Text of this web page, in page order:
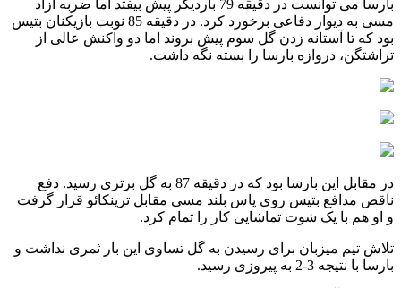
بارسا می توانست در دقیقه 79 باردیگر پیش بیفتد اما ضربه آزاد
مسی به دیوار دفاعی برخورد کرد. در دقیقه 85 نوبت بازیکنان بتیس
بود که تا آستانه زدن گل سوم پیش بروند اما دو واکنش عالی از
تراشتگن، دروازه بارسا را بسته نگه داشت.
در مقابل این بارسا بود که در دقیقه 87 به گل برتری رسید. دفع
ناقص مدافع بتیس روی پاس بلند مسی مقابل ترینکائو قرار گرفت
و او هم با یک شوت تماشایی کار را تمام کرد.
تلاش تیم میزبان برای رسیدن به گل تساوی این بار ثمری نداشت و
بارسا با نتیجه 3-2 به پیروزی رسید.